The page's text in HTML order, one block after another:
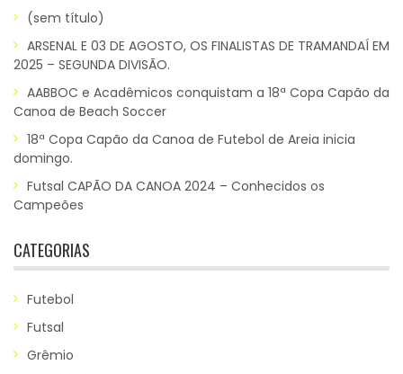
(sem título)
ARSENAL E 03 DE AGOSTO, OS FINALISTAS DE TRAMANDAÍ EM
2025 – SEGUNDA DIVISÃO.
AABBOC e Acadêmicos conquistam a 18ª Copa Capão da
Canoa de Beach Soccer
18ª Copa Capão da Canoa de Futebol de Areia inicia
domingo.
Futsal CAPÃO DA CANOA 2024 – Conhecidos os
Campeões
CATEGORIAS
Futebol
Futsal
Grêmio